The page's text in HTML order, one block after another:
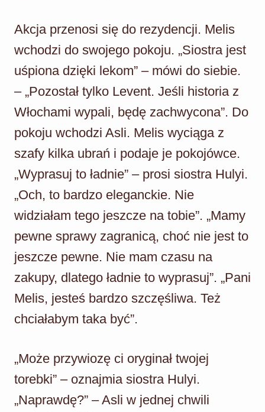
Akcja przenosi się do rezydencji. Melis
wchodzi do swojego pokoju. „Siostra jest
uśpiona dzięki lekom” – mówi do siebie.
– „Pozostał tylko Levent. Jeśli historia z
Włochami wypali, będę zachwycona”. Do
pokoju wchodzi Asli. Melis wyciąga z
szafy kilka ubrań i podaje je pokojówce.
„Wyprasuj to ładnie” – prosi siostra Hulyi.
„Och, to bardzo eleganckie. Nie
widziałam tego jeszcze na tobie”. „Mamy
pewne sprawy zagranicą, choć nie jest to
jeszcze pewne. Nie mam czasu na
zakupy, dlatego ładnie to wyprasuj”. „Pani
Melis, jesteś bardzo szczęśliwa. Też
chciałabym taka być”.
„Może przywiozę ci oryginał twojej
torebki” – oznajmia siostra Hulyi.
„Naprawdę?” – Asli w jednej chwili